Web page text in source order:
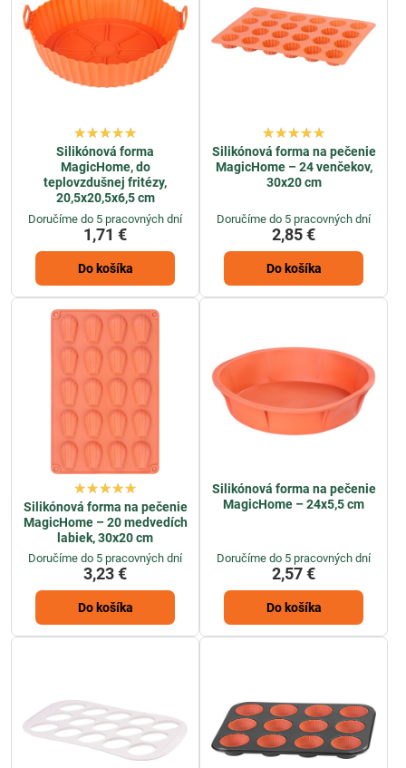
Silikónová forma
MagicHome, do
teplovzdušnej fritézy,
20,5x20,5x6,5 cm
Doručíme do 5 pracovných dní
1,71 €
Do košíka
Silikónová forma na pečenie
MagicHome – 24 venčekov,
30x20 cm
Doručíme do 5 pracovných dní
2,85 €
Do košíka
Silikónová forma na pečenie
MagicHome – 20 medvedích
labiek, 30x20 cm
Doručíme do 5 pracovných dní
3,23 €
Do košíka
Silikónová forma na pečenie
MagicHome – 24x5,5 cm
Doručíme do 5 pracovných dní
2,57 €
Do košíka